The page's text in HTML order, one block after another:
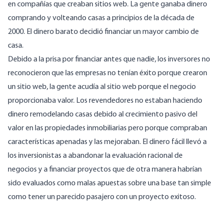
en compañías que creaban sitios web. La gente ganaba dinero
comprando y volteando casas a principios de la década de
2000. El dinero barato decidió financiar un mayor cambio de
casa.
Debido a la prisa por financiar antes que nadie, los inversores no
reconocieron que las empresas no tenían éxito porque crearon
un sitio web, la gente acudía al sitio web porque el negocio
proporcionaba valor. Los revendedores no estaban haciendo
dinero remodelando casas debido al crecimiento pasivo del
valor en las propiedades inmobiliarias pero porque compraban
características apenadas y las mejoraban. El dinero fácil llevó a
los inversionistas a abandonar la evaluación racional de
negocios y a financiar proyectos que de otra manera habrían
sido evaluados como malas apuestas sobre una base tan simple
como tener un parecido pasajero con un proyecto exitoso.